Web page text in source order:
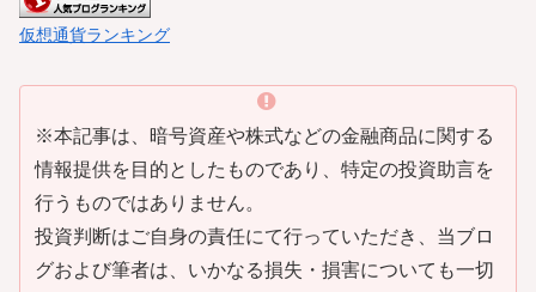
仮想通貨ランキング
※本記事は、暗号資産や株式などの金融商品に関する
情報提供を目的としたものであり、特定の投資助言を
行うものではありません。
投資判断はご自身の責任にて行っていただき、当ブロ
グおよび筆者は、いかなる損失・損害についても一切